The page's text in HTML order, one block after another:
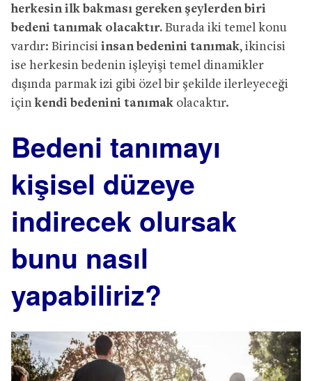
herkesin ilk bakması gereken şeylerden biri
bedeni tanımak olacaktır. Burada iki temel konu
vardır: Birincisi insan bedenini tanımak, ikincisi
ise herkesin bedenin işleyişi temel dinamikler
dışında parmak izi gibi özel bir şekilde ilerleyeceği
için kendi bedenini tanımak olacaktır.
Bedeni tanımayı
kişisel düzeye
indirecek olursak
bunu nasıl
yapabiliriz?